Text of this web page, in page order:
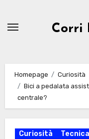
Corri
Homepage
Curiosità
Bici a pedalata
centrale?
Curiosità Tecnica